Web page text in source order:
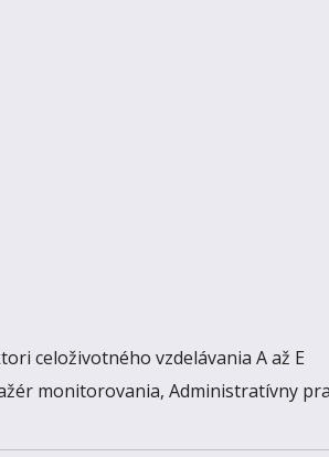
celoživotného vzdelávania A až E
monitorovania, Administratívny